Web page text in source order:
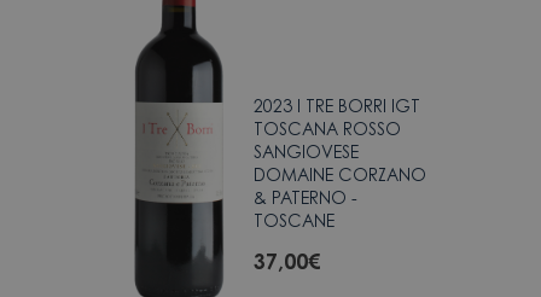
2023 I TRE BORRI IGT
TOSCANA ROSSO
SANGIOVESE
DOMAINE CORZANO
& PATERNO -
TOSCANE
37,00€